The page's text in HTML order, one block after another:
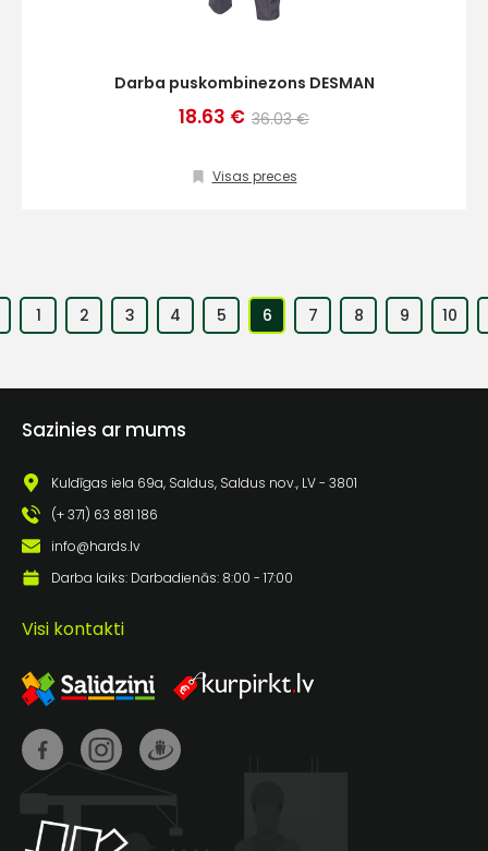
Darba puskombinezons DESMAN
18.63 € 36.03 €
Visas preces
1 2 3 4 5 6 7 8 9 10
Sazinies ar mums
Kuldīgas iela 69a, Saldus, Saldus nov., LV - 3801
(+ 371) 63 881 186
info@hards.lv
Darba laiks: Darbadienās: 8:00 - 17:00
Visi kontakti